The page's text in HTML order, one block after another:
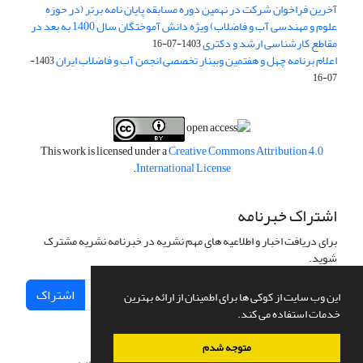
این وب سایت از کوکی ها برای اطمینان از ارائه بهترین
خدمات استفاده می کند.
متوجه شدم
آخرین فراخوان شرکت در نهمین دوره مسابقه پایان نامه برتر (در حوزه
علوم و مهندسی آب و فاضلاب) ویژه دانش آموختگان سال 1400 به بعد در
مقاطع کارشناسی ارشد و دکتری1403-07-16
اعلام برنامه چهل و هفتمین وبینار تخصصی انجمن آب و فاضلاب ایران
1403-
07-16
This work is licensed under aCreative Commons Attribution 4.0
International License
.
اشتراک خبرنامه
برای دریافت اخبار و اطلاعیه های مهم نشریه در خبرنامه نشریه مشترک
شوید.
اشتراک